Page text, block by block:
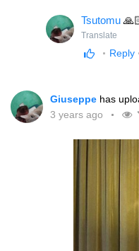
Tsutomu
Translate
Reply
Giuseppe has
3 years ago